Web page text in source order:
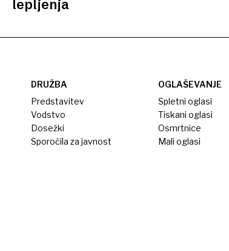
lepljenja
DRUŽBA
Predstavitev
Vodstvo
Dosežki
Sporočila za javnost
OGLAŠEVANJE
Spletni oglasi
Tiskani oglasi
Osmrtnice
Mali oglasi